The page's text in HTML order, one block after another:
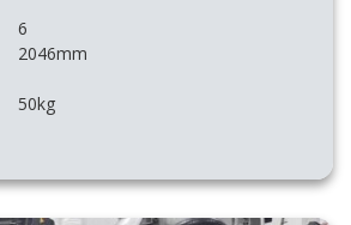
6
2046mm
50kg